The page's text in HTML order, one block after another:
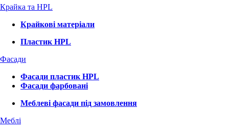
Крайка та HPL
Крайкові матеріали
Пластик HPL
Фасади
Фасади пластик HPL
Фасади фарбовані
Меблеві фасади під замовлення
Меблі